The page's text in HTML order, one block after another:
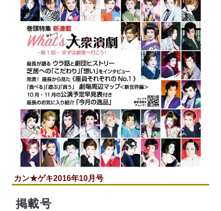
カン★ゲキ2016年10月号
掲載号